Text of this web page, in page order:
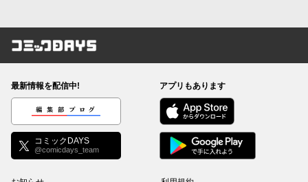
コミックDAYS
最新情報を配信中!
編集部ブログ
コミックDAYS
@comicdays_team
アプリもあります